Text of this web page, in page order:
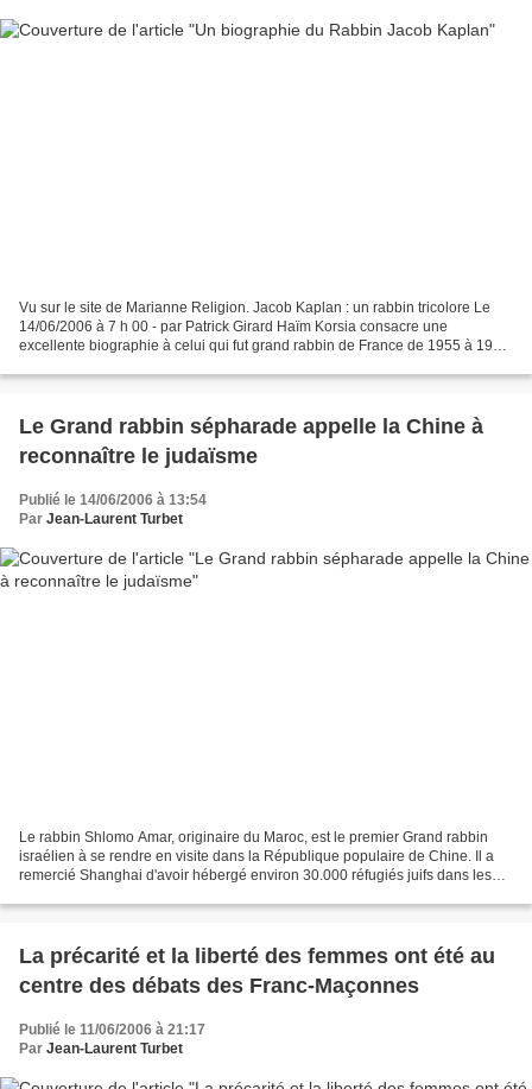
Vu sur le site de Marianne Religion. Jacob Kaplan : un rabbin tricolore Le
14/06/2006 à 7 h 00 - par Patrick Girard Haïm Korsia consacre une
excellente biographie à celui qui fut grand rabbin de France de 1955 à 1980
Le Grand rabbin sépharade appelle la Chine à
reconnaître le judaïsme
Publié le 14/06/2006 à 13:54
Par Jean-Laurent Turbet
Le rabbin Shlomo Amar, originaire du Maroc, est le premier Grand rabbin
israélien à se rendre en visite dans la République populaire de Chine. Il a
remercié Shanghai d'avoir hébergé environ 30.000 réfugiés juifs dans les
La précarité et la liberté des femmes ont été au
centre des débats des Franc-Maçonnes
Publié le 11/06/2006 à 21:17
Par Jean-Laurent Turbet